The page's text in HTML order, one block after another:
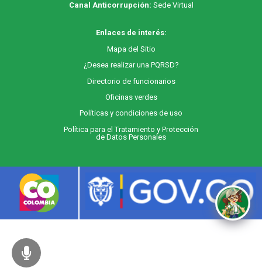
Canal Anticorrupción: Sede Virtual
Enlaces de interés:
Mapa del Sitio
¿Desea realizar una PQRSD?
Directorio de funcionarios
Oficinas verdes
Políticas y condiciones de uso
Política para el Tratamiento y Protección
de Datos Personales